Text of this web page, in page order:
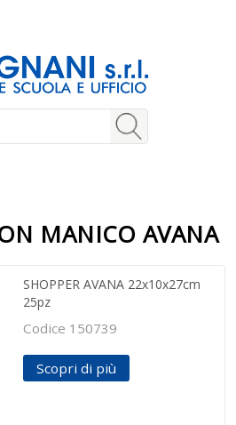
MANICO AVANA
SHOPPER AVANA 22x10x27cm
25pz
Codice 150739
Scopri di più